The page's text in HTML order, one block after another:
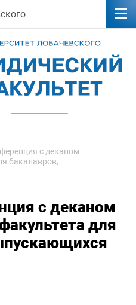
с деканом
бакалавров,
с деканом
для